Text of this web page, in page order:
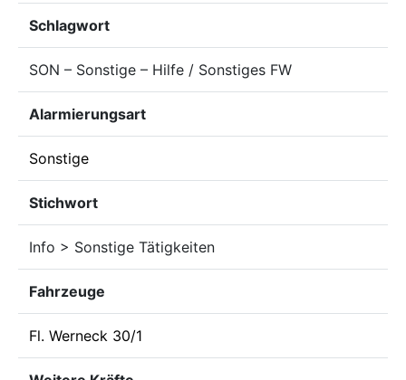
Schlagwort
SON – Sonstige – Hilfe / Sonstiges FW
Alarmierungsart
Sonstige
Stichwort
Info > Sonstige Tätigkeiten
Fahrzeuge
Fl. Werneck 30/1